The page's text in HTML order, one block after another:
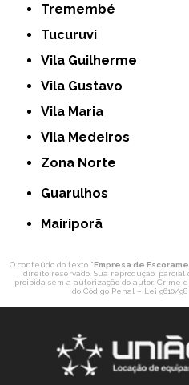
Tremembé
Tucuruvi
Vila Guilherme
Vila Gustavo
Vila Maria
Vila Medeiros
Zona Norte
Guarulhos
Mairiporã
O conteúdo do texto "Empresa de
direito reservado. Sua reprodução, parcial
proibida sem a autorização do autor. Crime
do Código Penal – Lei 9610/